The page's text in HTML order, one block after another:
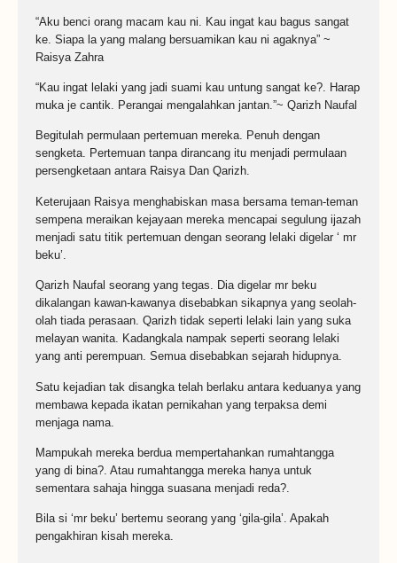
“Aku benci orang macam kau ni. Kau ingat kau bagus sangat
ke. Siapa la yang malang bersuamikan kau ni agaknya” ~
Raisya Zahra
“Kau ingat lelaki yang jadi suami kau untung sangat ke?. Harap
muka je cantik. Perangai mengalahkan jantan.”~ Qarizh Naufal
Begitulah permulaan pertemuan mereka. Penuh dengan
sengketa. Pertemuan tanpa dirancang itu menjadi permulaan
persengketaan antara Raisya Dan Qarizh.
Keterujaan Raisya menghabiskan masa bersama teman-teman
sempena meraikan kejayaan mereka mencapai segulung ijazah
menjadi satu titik pertemuan dengan seorang lelaki digelar ‘ mr
beku’.
Qarizh Naufal seorang yang tegas. Dia digelar mr beku
dikalangan kawan-kawanya disebabkan sikapnya yang seolah-
olah tiada perasaan. Qarizh tidak seperti lelaki lain yang suka
melayan wanita. Kadangkala nampak seperti seorang lelaki
yang anti perempuan. Semua disebabkan sejarah hidupnya.
Satu kejadian tak disangka telah berlaku antara keduanya yang
membawa kepada ikatan pernikahan yang terpaksa demi
menjaga nama.
Mampukah mereka berdua mempertahankan rumahtangga
yang di bina?. Atau rumahtangga mereka hanya untuk
sementara sahaja hingga suasana menjadi reda?.
Bila si ‘mr beku’ bertemu seorang yang ‘gila-gila’. Apakah
pengakhiran kisah mereka.